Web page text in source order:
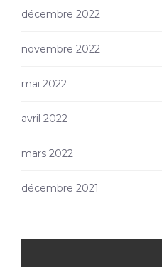
décembre 2022
novembre 2022
mai 2022
avril 2022
mars 2022
décembre 2021